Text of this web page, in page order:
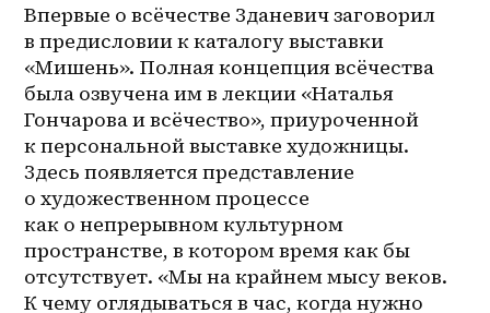
Впервые о всёчестве Зданевич заговорил
в предисловии к каталогу выставки
«Мишень». Полная концепция всёчества
была озвучена им в лекции «Наталья
Гончарова и всёчество», приуроченной
к персональной выставке художницы.
Здесь появляется представление
о художественном процессе
как о непрерывном культурном
пространстве, в котором время как бы
отсутствует. «Мы на крайнем мысу веков.
К чему оглядываться в час, когда нужно